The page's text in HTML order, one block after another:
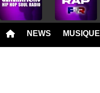
NEWS MUSIQUE